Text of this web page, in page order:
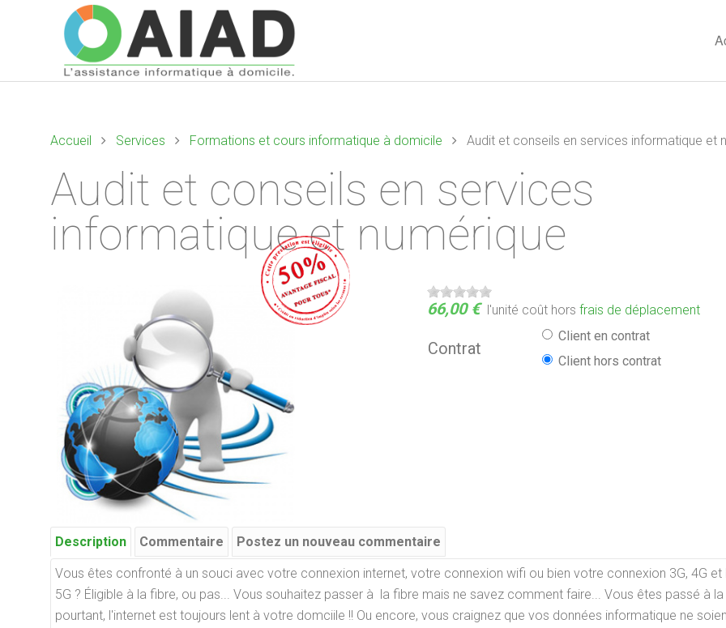
Accueil Services Formations et cours informatique à domicile Audit et conseils en services informatique et
Audit et conseils en services
informatique et numérique
66,00 € l'unité coût hors frais de déplacement
Contrat
Client en contrat
Client hors contrat
Description Commentaire Postez un nouveau commentaire
Vous êtes confronté à un souci avec votre connexion internet, votre connexion wifi ou bien votre connexion 3G, 4G
5G ? Éligible à la fibre, ou pas... Vous souhaitez passer à la fibre mais ne savez comment faire... Vous êtes passé à
pourtant, l'internet est toujours lent à votre domciile !! Ou encore, vous craignez que vos données informatique ne